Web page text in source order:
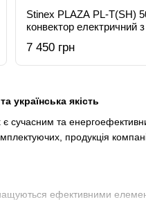
українська якість
є сучасним та
продукція
ефективними
Stinex PLAZA PL-T(SH)
конвектор електричний
7 450 грн